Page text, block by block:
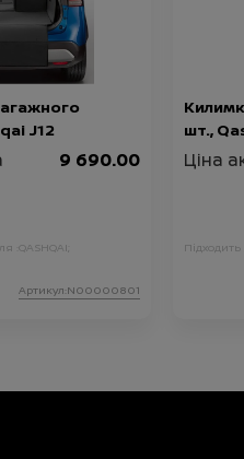
J12
9 690.00
: QASHQAI;
Артикул:N00000801
шт.,
Ціна
Підходить